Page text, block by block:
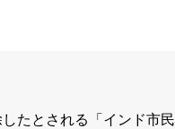
たとされる「インド市民